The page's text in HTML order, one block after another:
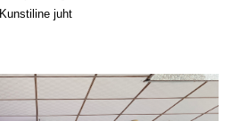
Kunstiline juht